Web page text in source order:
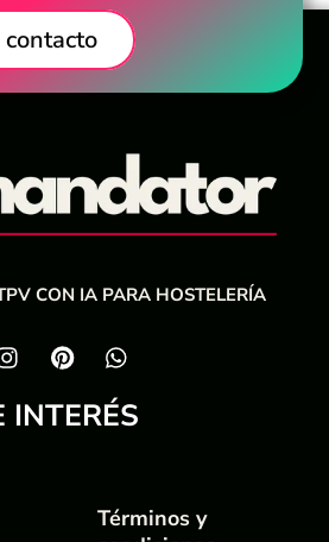
CON IA PARA HOSTELERÍA
INTERÉS
Términos y